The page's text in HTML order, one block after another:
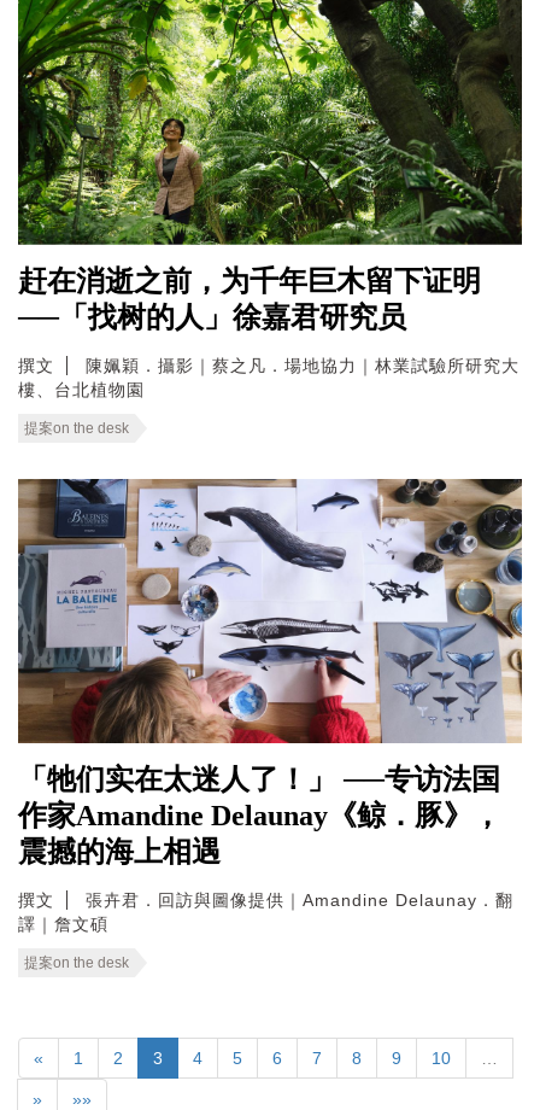
赶在消逝之前，为千年巨木留下证明
──「找树的人」徐嘉君研究员
撰文
陳姵穎．攝影｜蔡之凡．場地協力｜林業試驗所研究大
樓、台北植物園
提案on the desk
「牠们实在太迷人了！」 ──专访法国
作家Amandine Delaunay《鲸．豚》，
震撼的海上相遇
撰文
張卉君．回訪與圖像提供｜Amandine Delaunay．翻
譯｜詹文碩
提案on the desk
« 1 2 3 4 5 6 7 8 9 10
» »»